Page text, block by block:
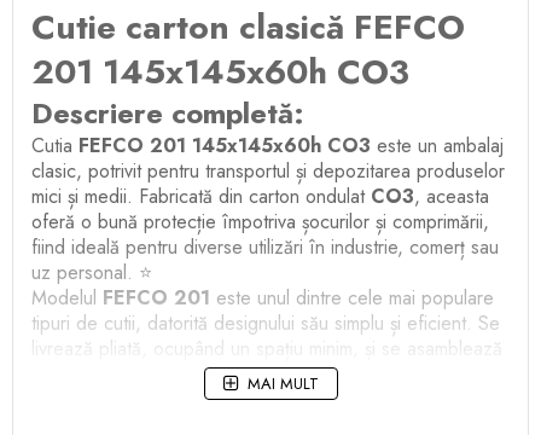
Cutie carton clasică FEFCO
201 145x145x60h CO3
Descriere completă:
Cutia FEFCO 201 145x145x60h CO3 este un ambalaj
clasic, potrivit pentru transportul și depozitarea produselor
mici și medii. Fabricată din carton ondulat CO3, aceasta
oferă o bună protecție împotriva șocurilor și comprimării,
fiind ideală pentru diverse utilizări în industrie, comerț sau
uz personal. ⭐
Modelul FEFCO 201 este unul dintre cele mai populare
tipuri de cutii, datorită designului său simplu și eficient. Se
livrează pliată, ocupând un spațiu minim, și se asamblează
ușor prin sigilare cu bandă adezivă.
✅ Caracteristici principale:
MAI MULT